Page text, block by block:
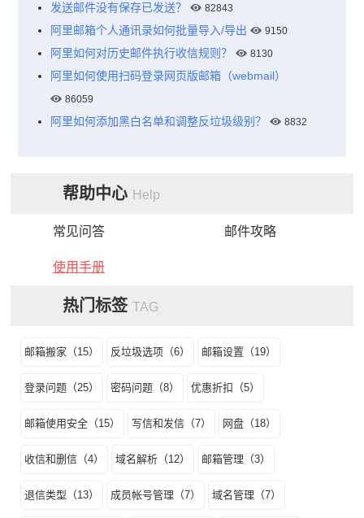
发送邮件没有保存已发送？ 82843
阿里邮箱个人通讯录如何批量导入/导出 9150
阿里如何对历史邮件执行收信规则？ 8130
阿里如何使用扫码登录网页版邮箱（webmail）
86059
阿里如何添加黑白名单和调整反垃圾级别？ 8832
帮助中心 Help
常见问答 邮件攻略
使用手册
热门标签 TAG
邮箱搬家（15） 反垃圾选项（6） 邮箱设置（19）
登录问题（25） 密码问题（8） 优惠折扣（5）
邮箱使用安全（15） 写信和发信（7） 网盘（18）
收信和删信（4） 域名解析（12） 邮箱管理（3）
退信类型（13） 成员帐号管理（7） 域名管理（7）